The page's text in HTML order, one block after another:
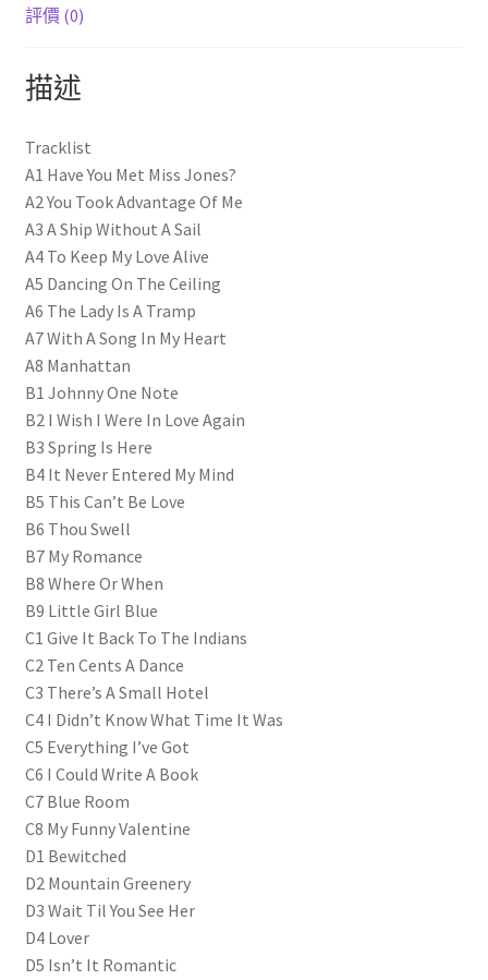
數
評價 (0)
描述
Tracklist
A1 Have You Met Miss Jones?
A2 You Took Advantage Of Me
A3 A Ship Without A Sail
A4 To Keep My Love Alive
A5 Dancing On The Ceiling
A6 The Lady Is A Tramp
A7 With A Song In My Heart
A8 Manhattan
B1 Johnny One Note
B2 I Wish I Were In Love Again
B3 Spring Is Here
B4 It Never Entered My Mind
B5 This Can’t Be Love
B6 Thou Swell
B7 My Romance
B8 Where Or When
B9 Little Girl Blue
C1 Give It Back To The Indians
C2 Ten Cents A Dance
C3 There’s A Small Hotel
C4 I Didn’t Know What Time It Was
C5 Everything I’ve Got
C6 I Could Write A Book
C7 Blue Room
C8 My Funny Valentine
D1 Bewitched
D2 Mountain Greenery
D3 Wait Til You See Her
D4 Lover
D5 Isn’t It Romantic